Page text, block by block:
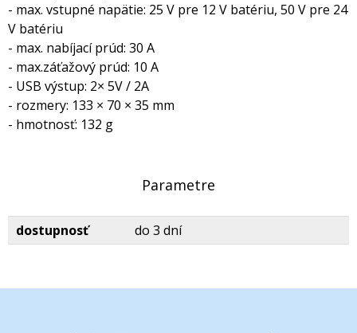
- max. vstupné napätie: 25 V pre 12 V batériu, 50 V pre 24
V batériu
- max. nabíjací prúd: 30 A
- max.záťažový prúd: 10 A
- USB výstup: 2× 5V / 2A
- rozmery: 133 × 70 × 35 mm
- hmotnosť: 132 g
Parametre
dostupnosť do 3 dní